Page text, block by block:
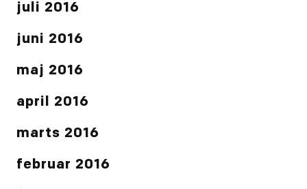
juli 2016
juni 2016
maj 2016
april 2016
marts 2016
februar 2016